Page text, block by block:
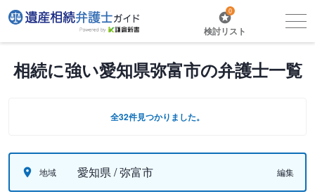
0
検討リスト
相続に強い愛知県弥富市の弁護士一覧
全32件見つかりました。
地域 愛知県 / 弥富市 編集